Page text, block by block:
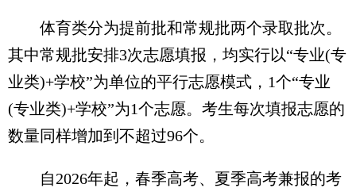
体育类分为提前批和常规批两个录取批次。
其中常规批安排3次志愿填报，均实行以“专业(专
业类)+学校”为单位的平行志愿模式，1个“专业
(专业类)+学校”为1个志愿。考生每次填报志愿的
数量同样增加到不超过96个。
自2026年起，春季高考、夏季高考兼报的考